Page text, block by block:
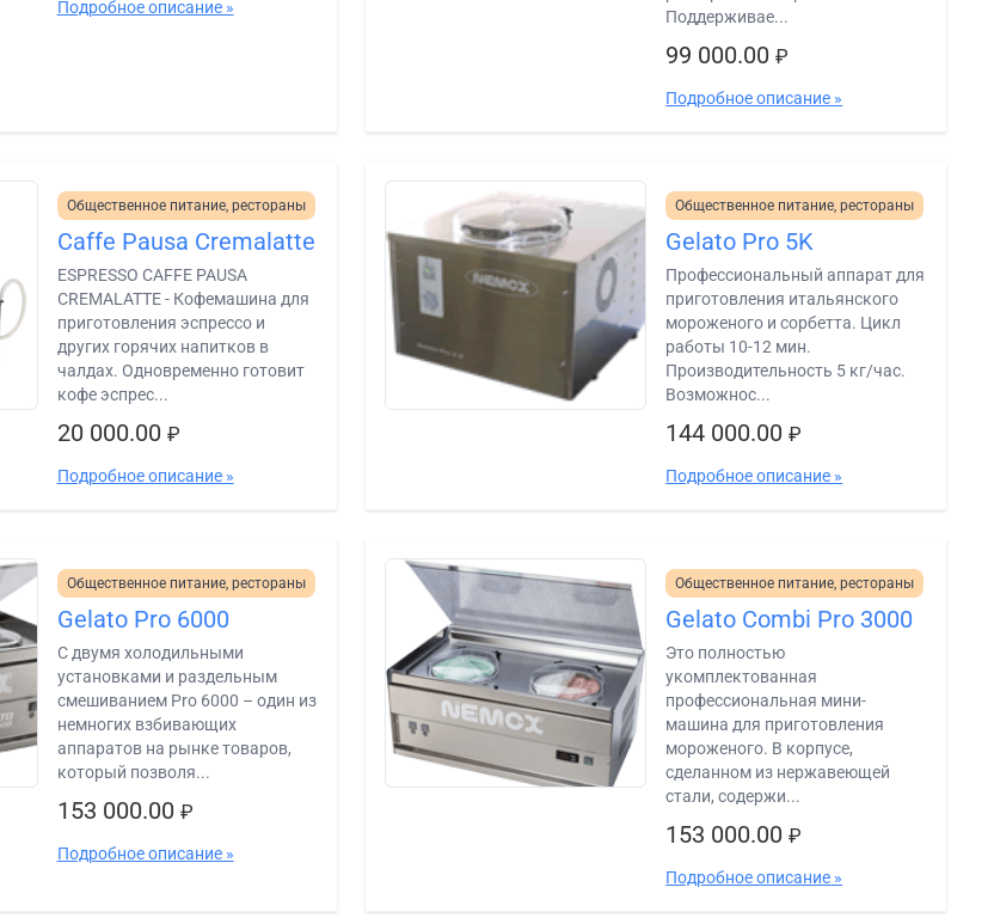
Подробное описание »
Поддерживае...
99 000.00₽
Подробное описание »
Общественное питание, рестораны
Caffe Pausa Cremalatte
ESPRESSO CAFFE PAUSA
CREMALATTE - Кофемашина для
приготовления эспрессо и
других горячих напитков в
чалдах. Одновременно готовит
кофе эспрес...
20 000.00 ₽
Подробное описание »
Общественное питание, рестораны
Gelato Pro 5K
Профессиональный аппарат для
приготовления итальянского
мороженого и сорбетта. Цикл
работы 10-12 мин.
Производительность 5 кг/час.
Возможнос...
144 000.00₽
Подробное описание »
Общественное питание, рестораны
Gelato Pro 6000
С двумя холодильными
установками и раздельным
смешиванием Pro 6000 – один из
немногих взбивающих
аппаратов на рынке товаров,
который позволя...
153 000.00 ₽
Подробное описание »
Общественное питание, рестораны
Gelato Combi Pro 3000
Это полностью
укомплектованная
профессиональная мини-
машина для приготовления
мороженого. В корпусе,
сделанном из нержавеющей
стали, содержи...
153 000.00₽
Подробное описание »